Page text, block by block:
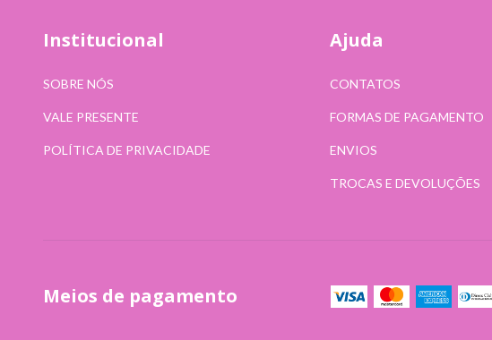
Institucional
SOBRE NÓS
VALE PRESENTE
POLÍTICA DE PRIVACIDADE
Ajuda
CONTATOS
FORMAS DE PAGAMENTO
ENVIOS
TROCAS E DEVOLUÇÕES
Meios de pagamento